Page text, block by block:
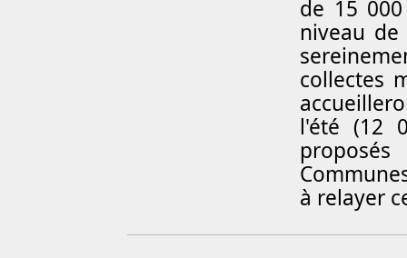
de 15
niveau
collectes
l'été (12
à relayer